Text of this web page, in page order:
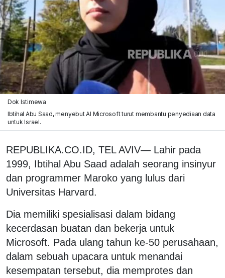
Dok Istimewa
Ibtihal Abu Saad, menyebut AI Microsoft turut membantu penyediaan data
untuk Israel.
REPUBLIKA.CO.ID, TEL AVIV— Lahir pada
1999, Ibtihal Abu Saad adalah seorang insinyur
dan programmer Maroko yang lulus dari
Universitas Harvard.
Dia memiliki spesialisasi dalam bidang
kecerdasan buatan dan bekerja untuk
Microsoft. Pada ulang tahun ke-50 perusahaan,
dalam sebuah upacara untuk menandai
kesempatan tersebut, dia memprotes dan